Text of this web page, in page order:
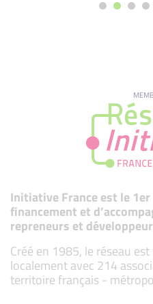
Initiative France est le
financement et
repreneurs et
Créé en 1985, le réseau
localement avec 214
territoire français -